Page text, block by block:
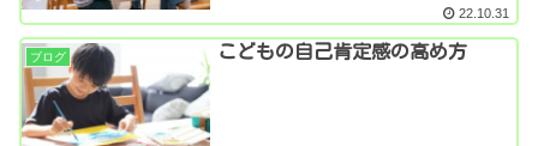
22.10.31
ブログ こどもの自己肯定感の高め方